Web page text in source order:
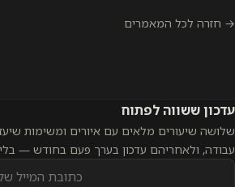
→ חזרה לכל המאמרים
עדכון ששווה לפתוח
שלושה שיעורים מלאים עם איורים ומשימות
עבודה, ולאחריהם עדכון בערך פעם בחודש —